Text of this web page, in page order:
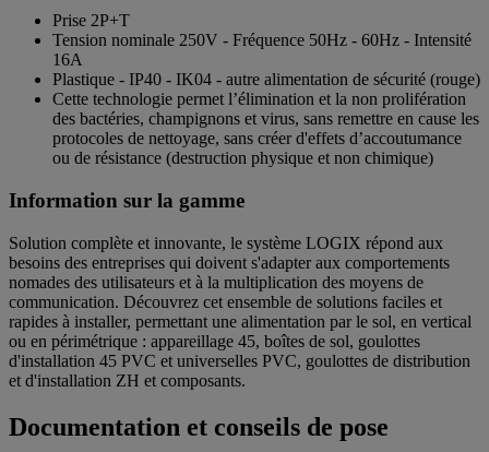
Prise 2P+T
Tension nominale 250V - Fréquence 50Hz - 60Hz - Intensité
16A
Plastique - IP40 - IK04 - autre alimentation de sécurité (rouge)
Cette technologie permet l’élimination et la non prolifération
des bactéries, champignons et virus, sans remettre en cause les
protocoles de nettoyage, sans créer d'effets d’accoutumance
ou de résistance (destruction physique et non chimique)
Information sur la gamme
Solution complète et innovante, le système LOGIX répond aux
besoins des entreprises qui doivent s'adapter aux comportements
nomades des utilisateurs et à la multiplication des moyens de
communication. Découvrez cet ensemble de solutions faciles et
rapides à installer, permettant une alimentation par le sol, en vertical
ou en périmétrique : appareillage 45, boîtes de sol, goulottes
d'installation 45 PVC et universelles PVC, goulottes de distribution
et d'installation ZH et composants.
Documentation et conseils de pose